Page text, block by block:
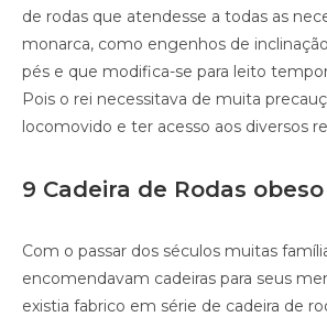
de rodas que atendesse a todas as
monarca, como engenhos de
pés e que modifica-se para leito
Pois o rei necessitava de muita
locomovido e ter acesso aos diversos
9 Cadeira de Rodas
Com o passar dos séculos muitas
encomendavam cadeiras para seus
existia fabrico em série de cadeira de